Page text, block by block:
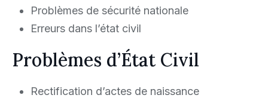
Problèmes de sécurité nationale
Erreurs dans l’état civil
Problèmes d’État Civil
Rectification d’actes de naissance